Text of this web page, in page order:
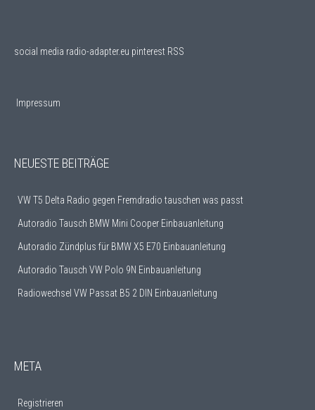
social media radio-adapter.eu pinterest RSS
Impressum
NEUESTE BEITRÄGE
VW T5 Delta Radio gegen Fremdradio tauschen was passt
Autoradio Tausch BMW Mini Cooper Einbauanleitung
Autoradio Zündplus für BMW X5 E70 Einbauanleitung
Autoradio Tausch VW Polo 9N Einbauanleitung
Radiowechsel VW Passat B5 2 DIN Einbauanleitung
META
Registrieren